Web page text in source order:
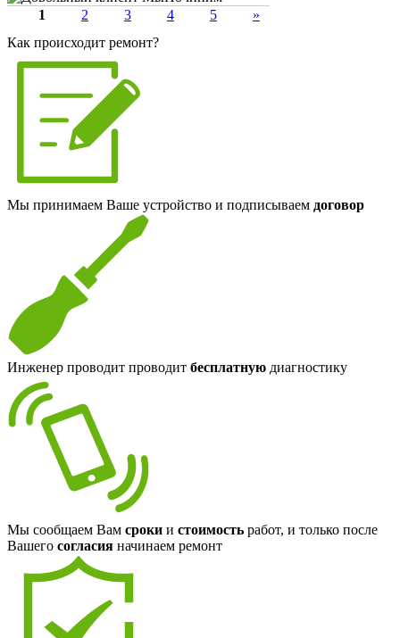
1 2 3 4 5
»
Как происходит ремонт?
Мы принимаем Ваше устройство и подписываем договор
Инженер проводит проводит бесплатную диагностику
Мы сообщаем Вам сроки и стоимость работ, и только после
Вашего согласия начинаем ремонт